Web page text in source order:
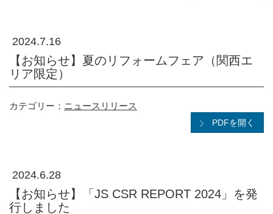
2024.7.16
【お知らせ】夏のリフォームフェア（関西エ
リア限定）
カテゴリー： ニュースリリース
PDFを開く
2024.6.28
【お知らせ】「JS CSR REPORT 2024」を発
行しました